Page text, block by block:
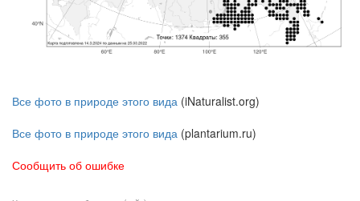
Все фото в природе этого вида (iNaturalist.org)
Все фото в природе этого вида (plantarium.ru)
Сообщить об ошибке